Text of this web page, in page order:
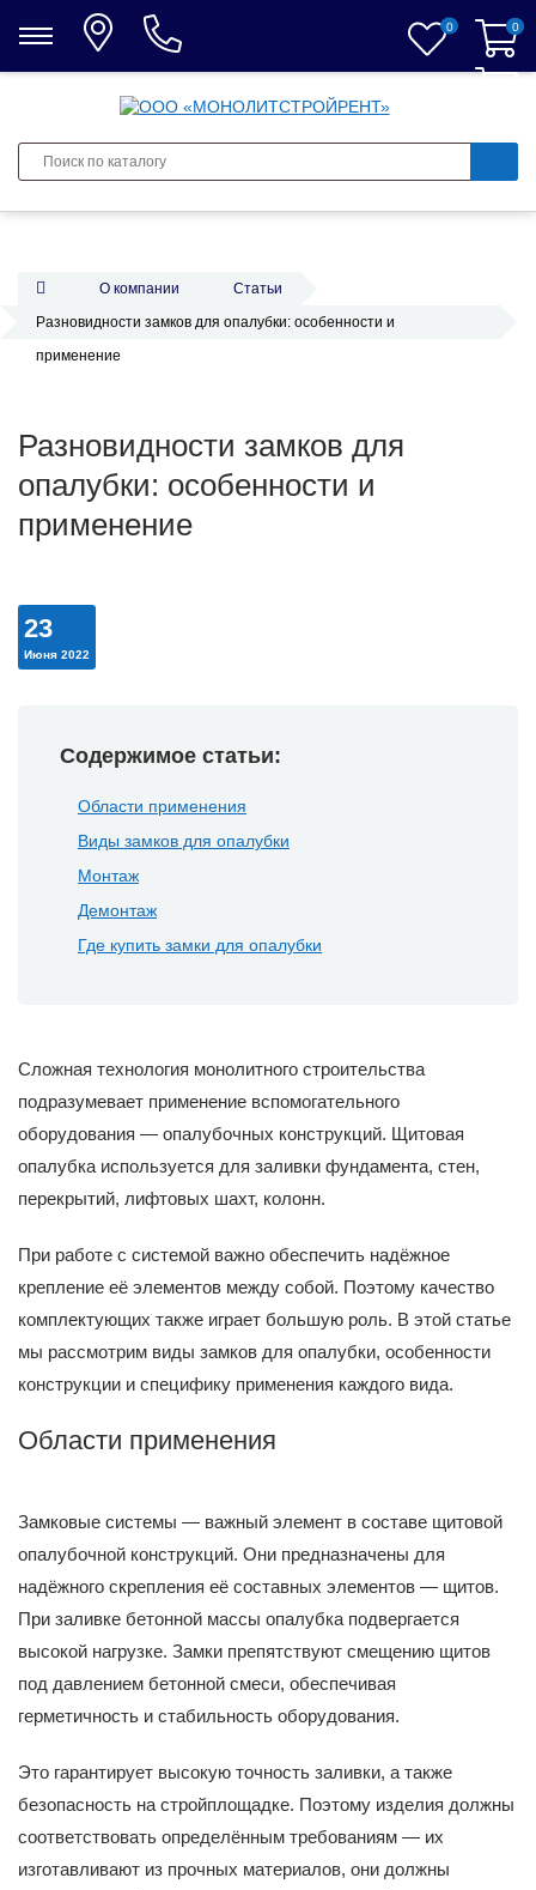
0 0
0
О компании
Статьи
Разновидности замков для опалубки: особенности и
применение
Разновидности замков для
опалубки: особенности и
применение
23
Июня 2022
Содержимое статьи:
Области применения
Виды замков для опалубки
Монтаж
Демонтаж
Где купить замки для опалубки
Сложная технология монолитного строительства
подразумевает применение вспомогательного
оборудования — опалубочных конструкций. Щитовая
опалубка используется для заливки фундамента, стен,
перекрытий, лифтовых шахт, колонн.
При работе с системой важно обеспечить надёжное
крепление её элементов между собой. Поэтому качество
комплектующих также играет большую роль. В этой статье
мы рассмотрим виды замков для опалубки, особенности
конструкции и специфику применения каждого вида.
Области применения
Замковые системы — важный элемент в составе щитовой
опалубочной конструкций. Они предназначены для
надёжного скрепления её составных элементов — щитов.
При заливке бетонной массы опалубка подвергается
высокой нагрузке. Замки препятствуют смещению щитов
под давлением бетонной смеси, обеспечивая
герметичность и стабильность оборудования.
Это гарантирует высокую точность заливки, а также
безопасность на стройплощадке. Поэтому изделия должны
соответствовать определённым требованиям — их
изготавливают из прочных материалов, они должны